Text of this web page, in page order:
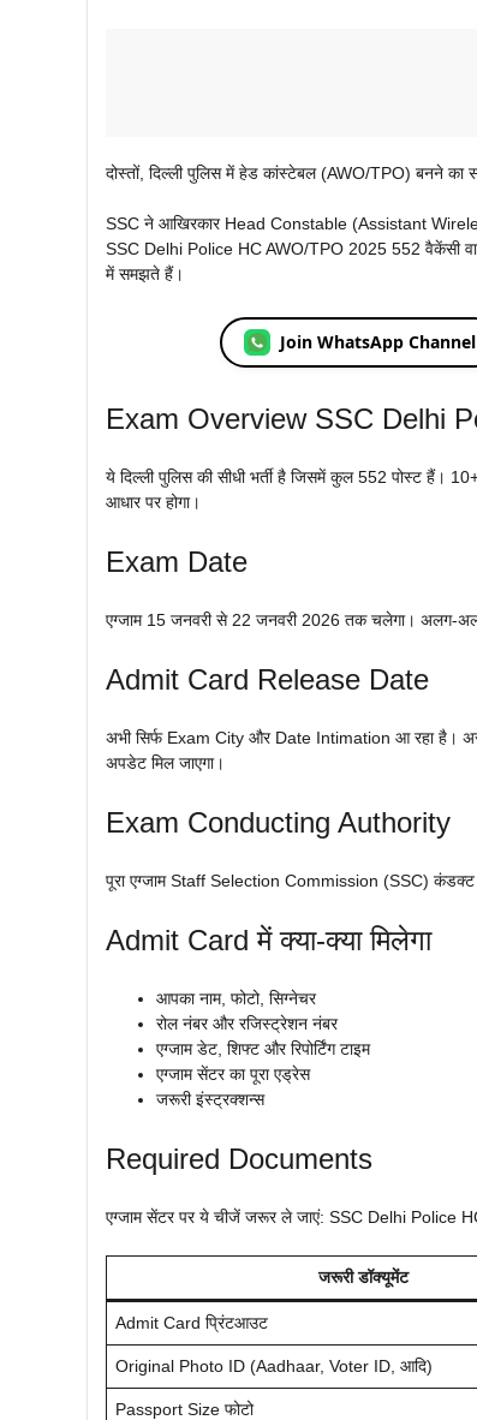
दोस्तों, दिल्ली पुलिस में हेड कांस्टेबल (AWO/TPO) बनने
SSC ने आखिरकार Head Constable (Assistant
SSC Delhi Police HC AWO/TPO 2025 552 वैकेंसी
में समझते हैं।
Join WhatsApp Channel
Exam Overview SSC Delhi
ये दिल्ली पुलिस की सीधी भर्ती है जिसमें कुल 552 पोस्ट
आधार पर होगा।
Exam Date
एग्जाम 15 जनवरी से 22 जनवरी 2026 तक चलेगा। अलग-
Admit Card Release Date
अभी सिर्फ Exam City और Date Intimation आ रहा है।
अपडेट मिल जाएगा।
Exam Conducting Authority
पूरा एग्जाम Staff Selection Commission (SSC) कंडक्ट
Admit Card में क्या-क्या मिलेगा
आपका नाम, फोटो, सिग्नेचर
रोल नंबर और रजिस्ट्रेशन नंबर
एग्जाम डेट, शिफ्ट और रिपोर्टिंग टाइम
एग्जाम सेंटर का पूरा एड्रेस
जरूरी इंस्ट्रक्शन्स
Required Documents
एग्जाम सेंटर पर ये चीजें जरूर ले जाएं: SSC Delhi Police
जरूरी डॉक्यूमेंट
Admit Card प्रिंटआउट
Original Photo ID (Aadhaar, Voter ID, आदि)
Passport Size फोटो